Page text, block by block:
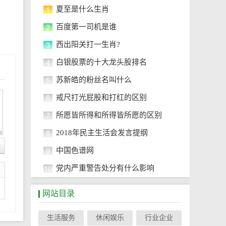
1 夏至是什么生肖
2 百度第一司机是谁
3 西出阳关打一生肖?
4 白银股票的十大龙头股排名
5 苏新皓的粉丝名叫什么
6 戒尺打光屁股和打红的区别
7 所愿皆所得和所得皆所愿的区别
8 2018年民主生活会发言提纲
9 中国色谱网
10 党内严重警告处分有什么影响
网站目录
生活服务 休闲娱乐 行业企业